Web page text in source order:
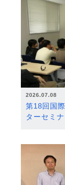
2026.07.08
第18回国
ターセミ